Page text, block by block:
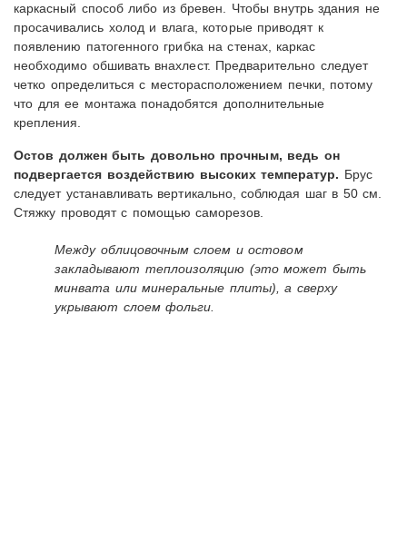
каркасный способ либо из бревен. Чтобы внутрь здания не
просачивались холод и влага, которые приводят к
появлению патогенного грибка на стенах, каркас
необходимо обшивать внахлест. Предварительно следует
четко определиться с месторасположением печки, потому
что для ее монтажа понадобятся дополнительные
крепления.
Остов должен быть довольно прочным, ведь он
подвергается воздействию высоких температур. Брус
следует устанавливать вертикально, соблюдая шаг в 50 см.
Стяжку проводят с помощью саморезов.
Между облицовочным слоем и остовом
закладывают теплоизоляцию (это может быть
минвата или минеральные плиты), а сверху
укрывают слоем фольги.